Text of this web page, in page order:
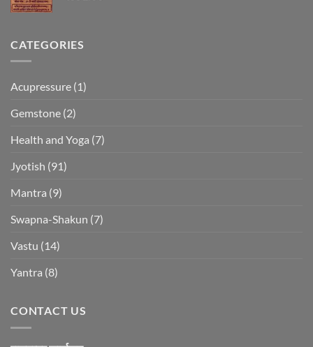
CATEGORIES
Acupressure (1)
Gemstone (2)
Health and Yoga (7)
Jyotish (91)
Mantra (9)
Swapna-Shakun (7)
Vastu (14)
Yantra (8)
CONTACT US